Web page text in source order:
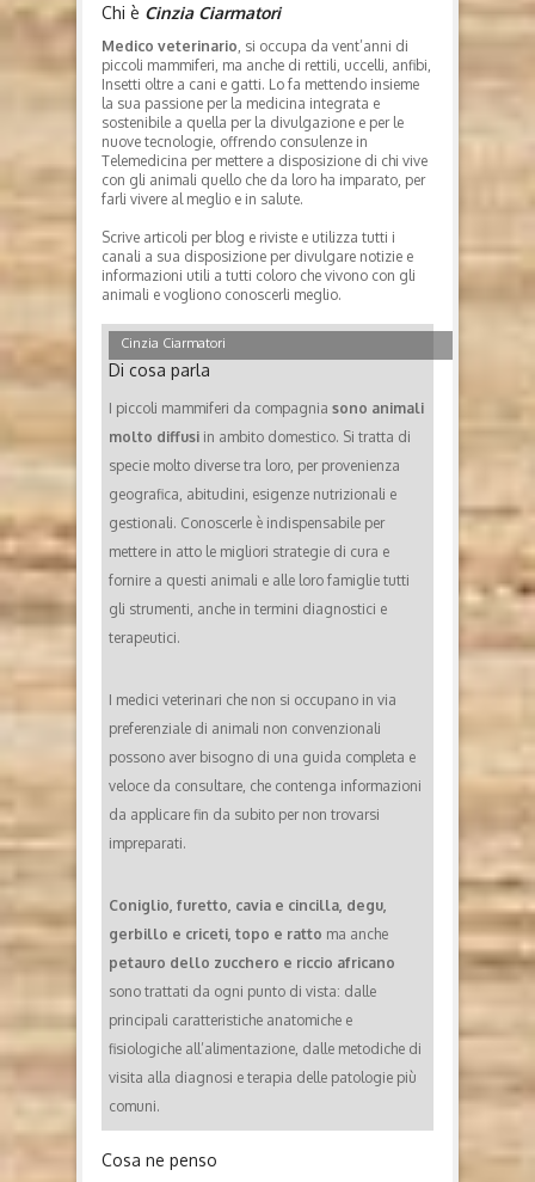
Chi è Cinzia Ciarmatori
Medico veterinario , si occupa da vent’anni di
piccoli mammiferi, ma anche di rettili, uccelli, anfibi,
Insetti oltre a cani e gatti. Lo fa mettendo insieme
la sua passione per la medicina integrata e
sostenibile a quella per la divulgazione e per le
nuove tecnologie, offrendo consulenze in
Telemedicina per mettere a disposizione di chi vive
con gli animali quello che da loro ha imparato, per
farli vivere al meglio e in salute.
Scrive articoli per blog e riviste e utilizza tutti i
canali a sua disposizione per divulgare notizie e
informazioni utili a tutti coloro che vivono con gli
animali e vogliono conoscerli meglio.
Cinzia Ciarmatori
Di cosa parla
I piccoli mammiferi da compagnia sono animali
molto diffusi in ambito domestico. Si tratta di
specie molto diverse tra loro, per provenienza
geografica, abitudini, esigenze nutrizionali e
gestionali. Conoscerle è indispensabile per
mettere in atto le migliori strategie di cura e
fornire a questi animali e alle loro famiglie tutti
gli strumenti, anche in termini diagnostici e
terapeutici.
I medici veterinari che non si occupano in via
preferenziale di animali non convenzionali
possono aver bisogno di una guida completa e
veloce da consultare, che contenga informazioni
da applicare fin da subito per non trovarsi
impreparati.
Coniglio, furetto, cavia e cincilla, degu,
gerbillo e criceti, topo e ratto ma anche
petauro dello zucchero e riccio africano
sono trattati da ogni punto di vista: dalle
principali caratteristiche anatomiche e
fisiologiche all’alimentazione, dalle metodiche di
visita alla diagnosi e terapia delle patologie più
comuni.
Cosa ne penso